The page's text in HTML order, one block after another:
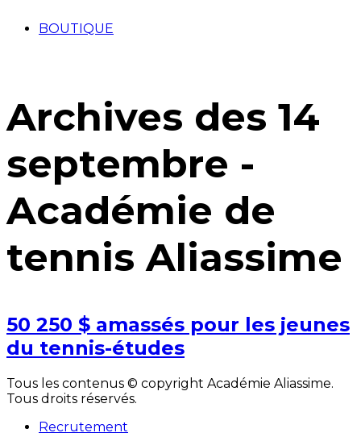
BOUTIQUE
Archives des 14
septembre -
Académie de
tennis Aliassime
50 250 $ amassés pour les jeunes
du tennis-études
Tous les contenus © copyright Académie Aliassime.
Tous droits réservés.
Recrutement